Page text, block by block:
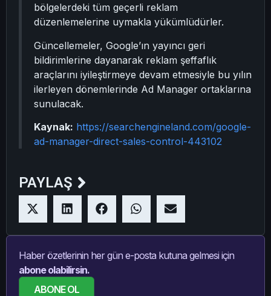
bölgelerdeki tüm geçerli reklam
düzenlemelerine uymakla yükümlüdürler.
Güncellemeler, Google’ın yayıncı geri
bildirimlerine dayanarak reklam şeffaflık
araçlarını iyileştirmeye devam etmesiyle bu yılın
ilerleyen dönemlerinde Ad Manager ortaklarına
sunulacak.
Kaynak: https://searchengineland.com/google-
ad-manager-direct-sales-control-443102
PAYLAŞ
Haber özetlerinin her gün e-posta kutuna gelmesi için
abone olabilirsin.
ABONE OL